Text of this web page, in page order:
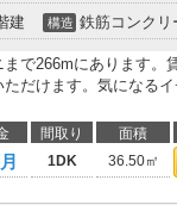
建 構造 鉄筋コンクリ
で266mにあります。
だけます。気になる
間取り 面積
1DK 36.50㎡